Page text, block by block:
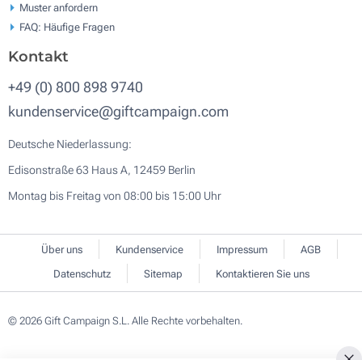
Muster anfordern
FAQ: Häufige Fragen
Kontakt
+49 (0) 800 898 9740
kundenservice@giftcampaign.com
Deutsche Niederlassung:
Edisonstraße 63 Haus A, 12459 Berlin
Montag bis Freitag von 08:00 bis 15:00 Uhr
Über uns Kundenservice Impressum
AGB
Datenschutz
Sitemap Kontaktieren Sie uns
© 2026 Gift Campaign S.L. Alle Rechte vorbehalten.